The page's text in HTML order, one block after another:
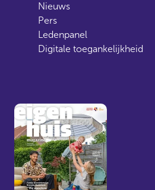
Nieuws
Pers
Ledenpanel
Digitale toegankelijkheid